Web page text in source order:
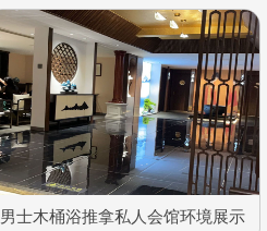
男士木桶浴推拿私人会馆环境展示